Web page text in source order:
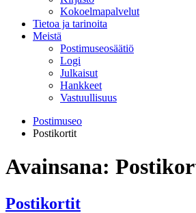
Kokoelmapalvelut
Tietoa ja tarinoita
Meistä
Postimuseosäätiö
Logi
Julkaisut
Hankkeet
Vastuullisuus
Postimuseo
Postikortit
Avainsana:
Postikortit